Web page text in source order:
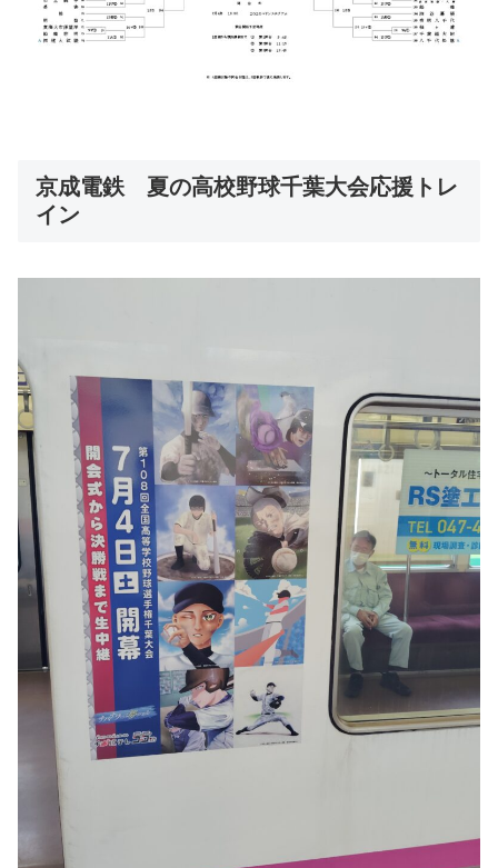
京成電鉄 夏の高校野球千葉大会応援トレ
イン